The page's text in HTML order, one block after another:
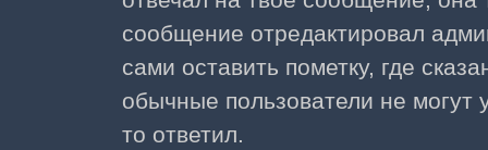
сообщение отредактировал
сами оставить пометку, где
обычные пользователи не могут
то ответил.